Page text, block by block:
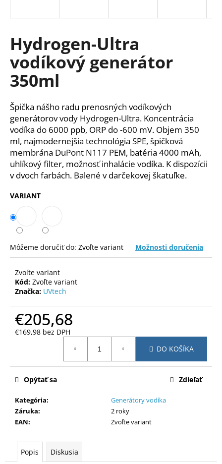
Hydrogen-Ultra
vodíkový generátor
350ml
Špička nášho radu prenosných vodíkových
generátorov vody Hydrogen-Ultra. Koncentrácia
vodíka do 6000 ppb, ORP do -600 mV. Objem 350
ml, najmodernejšia technológia SPE, špičková
membrána DuPont N117 PEM, batéria 4000 mAh,
uhlíkový filter, možnosť inhalácie vodíka. K dispozícii
v dvoch farbách. Balené v darčekovej škatuľke.
VARIANT
Môžeme doručiť do: Zvoľte variant Možnosti doručenia
Zvoľte variant
Kód: Zvoľte variant
Značka: UVtech
€205,68
€169,98 bez DPH
DO KOŠÍKA
Kategória:
Generátory vodíka
Záruka:
2 roky
EAN: Zvoľte variant
Opýtať sa Zdieľať
Popis Diskusia
s
ť
?
HĽADAŤ
O
d
p
o
r
ú
č
m
e